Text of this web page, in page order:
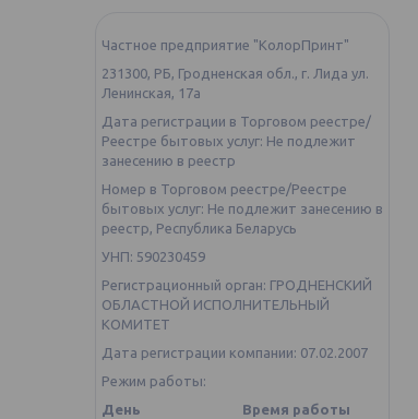
Частное предприятие "КолорПринт"
231300, РБ, Гродненская обл., г. Лида ул.
Ленинская, 17а
Дата регистрации в Торговом реестре/
Реестре бытовых услуг: Не подлежит
занесению в реестр
Номер в Торговом реестре/Реестре
бытовых услуг: Не подлежит занесению в
реестр, Республика Беларусь
УНП: 590230459
Регистрационный орган: ГРОДНЕНСКИЙ
ОБЛАСТНОЙ ИСПОЛНИТЕЛЬНЫЙ
КОМИТЕТ
Дата регистрации компании: 07.02.2007
Режим работы:
День
Время работы